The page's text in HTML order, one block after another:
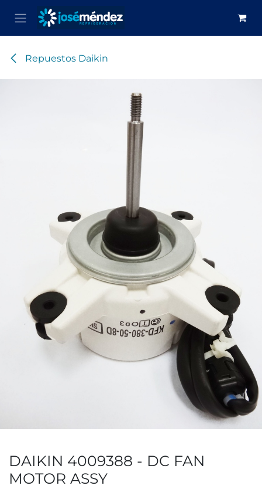
Ir al contenido
Repuestos Daikin
DAIKIN 4009388 - DC FAN
MOTOR ASSY